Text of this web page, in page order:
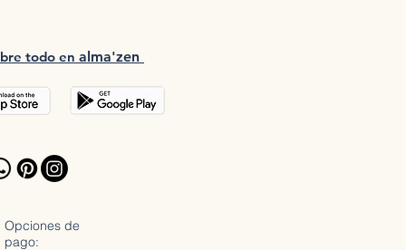
todo en a lma'zen
Opciones de
pago: